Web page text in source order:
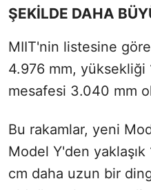
ŞEKİLDE DAHA
MIIT'nin listesine
4.976 mm, yüksekliği
mesafesi 3.040 mm
Bu rakamlar, yeni
Model Y'den
cm daha uzun bir